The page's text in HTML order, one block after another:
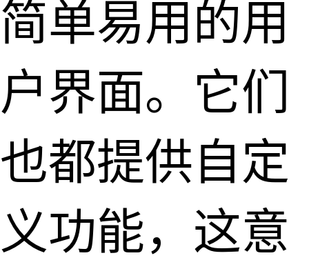
简单易用的用
户界面。它们
也都提供自定
义功能，这意